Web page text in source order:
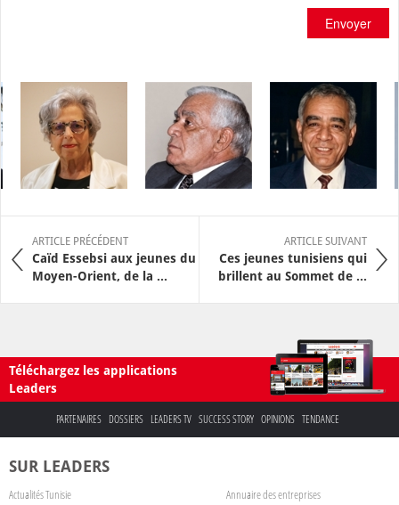
Envoyer
ARTICLE PRÉCÉDENT
Caïd Essebsi aux jeunes du
Moyen-Orient, de la ...
ARTICLE SUIVANT
Ces jeunes tunisiens qui
brillent au Sommet de ...
Téléchargez les applications
Leaders
PARTENAIRES DOSSIERS LEADERS TV SUCCESS STORY OPINIONS TENDANCE
SUR LEADERS
Actualités Tunisie
Annuaire des entreprises